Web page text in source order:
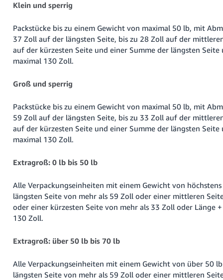
Klein und sperrig
Packstücke bis zu einem Gewicht von maximal 50 lb, mit
37 Zoll auf der längsten Seite, bis zu 28 Zoll auf der
auf der kürzesten Seite und einer Summe der längsten Seite
maximal 130 Zoll.
Groß und sperrig
Packstücke bis zu einem Gewicht von maximal 50 lb, mit
59 Zoll auf der längsten Seite, bis zu 33 Zoll auf der
auf der kürzesten Seite und einer Summe der längsten Seite
maximal 130 Zoll.
Extragroß: 0 lb bis 50 lb
Alle Verpackungseinheiten mit einem Gewicht von
längsten Seite von mehr als 59 Zoll oder einer mittleren
oder einer kürzesten Seite von mehr als 33 Zoll oder Länge
130 Zoll.
Extragroß: über 50 lb bis 70 lb
Alle Verpackungseinheiten mit einem Gewicht von über 50
längsten Seite von mehr als 59 Zoll oder einer mittleren